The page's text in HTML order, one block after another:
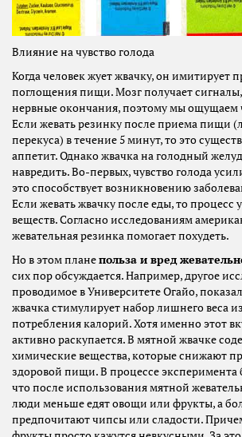
Влияние на чувство голода
Когда человек жует жвачку, он имитирует
поглощения пищи. Мозг получает
нервные окончания, поэтому мы ощущаем
Если жевать резинку после приема пищи
перекуса) в течение 5 минут, то это
аппетит. Однако жвачка на голодный
навредить. Во-первых, чувство голода
это способствует возникновению
Если жевать жвачку после еды, то процесс
веществ. Согласно исследованиям
жевательная резинка помогает похудеть.
Но в этом планепольза и вред
сих пор обсуждается. Например, другое
проводимое в Университете Огайо,
жвачка стимулирует набор лишнего веса
потребления калорий. Хотя именно этот
активно раскупается. В мятной жвачке
химические вещества, которые снижают
здоровой пищи. В процессе эксперимента
что после использования мятной
люди меньше едят овощи или фрукты, а
предпочитают чипсы или сладости.